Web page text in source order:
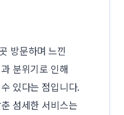
방문하며 느낀
분위기로 인해
있다는 점입니다.
섬세한 서비스는